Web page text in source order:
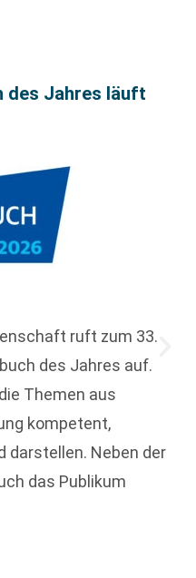
des Jahres läuft
ruft zum 33.
des Jahres auf.
Themen aus
kompetent,
darstellen. Neben der
das Publikum